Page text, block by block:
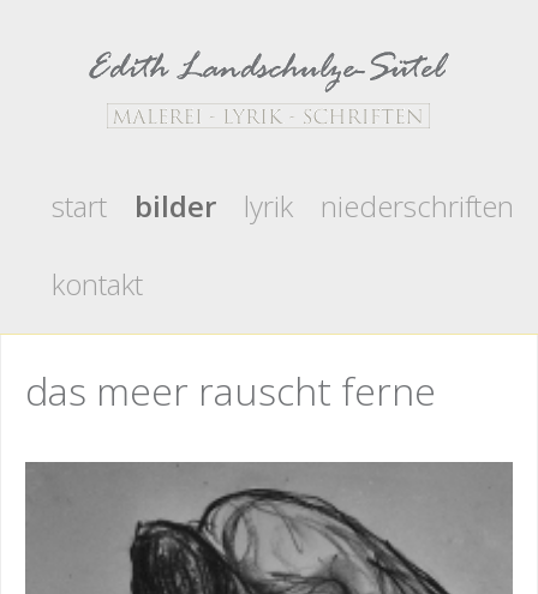
start bilder lyrik
niederschriften
kontakt
das meer rauscht ferne